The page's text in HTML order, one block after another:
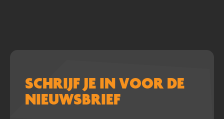
SCHRIJF JE IN VOOR DE
NIEUWSBRIEF